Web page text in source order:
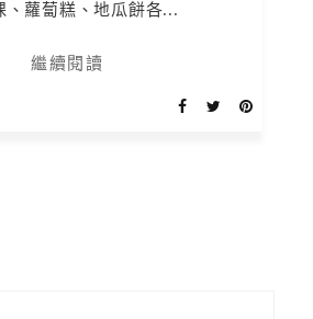
、蘿蔔糕、地瓜餅各...
繼續閱讀